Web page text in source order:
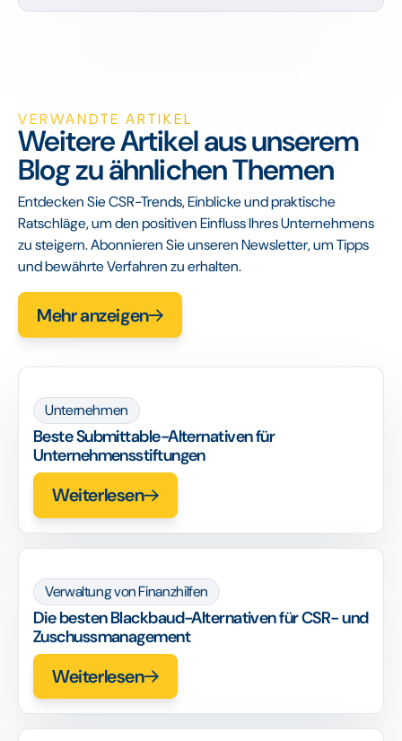
VERWANDTE ARTIKEL
Weitere Artikel aus unserem
Blog zu ähnlichen Themen
Entdecken Sie CSR-Trends, Einblicke und praktische
Ratschläge, um den positiven Einfluss Ihres Unternehmens
zu steigern. Abonnieren Sie unseren Newsletter, um Tipps
und bewährte Verfahren zu erhalten.
Mehr anzeigen
Unternehmen
Beste Submittable-Alternativen für
Unternehmensstiftungen
Weiterlesen
Verwaltung von Finanzhilfen
Die besten Blackbaud-Alternativen für CSR- und
Zuschussmanagement
Weiterlesen